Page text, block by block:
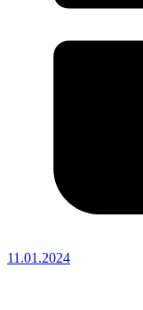
11.01.2024